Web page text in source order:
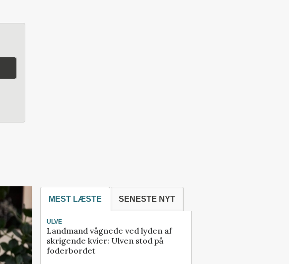
MEST LÆSTE SENESTE NYT
ULVE
Landmand vågnede ved lyden af
skrigende kvier: Ulven stod på
foderbordet